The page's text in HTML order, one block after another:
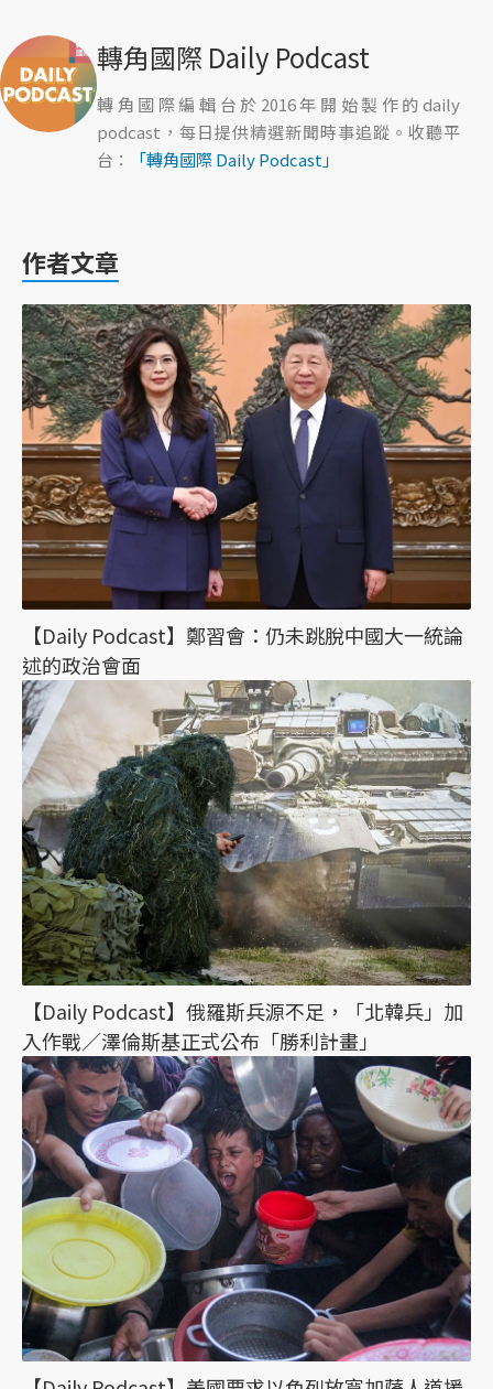
轉角國際 Daily Podcast
轉角國際編輯台於2016年開始製作的daily
podcast，每日提供精選新聞時事追蹤。收聽平
台：
「轉角國際 Daily Podcast」
作者文章
【Daily Podcast】鄭習會：仍未跳脫中國大一統論
述的政治會面
【Daily Podcast】俄羅斯兵源不足，「北韓兵」加
入作戰／澤倫斯基正式公布「勝利計畫」